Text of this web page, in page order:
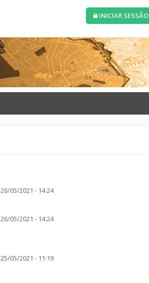
INICIAR SESSÃO
26/05/2021 - 14:24
26/05/2021 - 14:24
25/05/2021 - 11:19